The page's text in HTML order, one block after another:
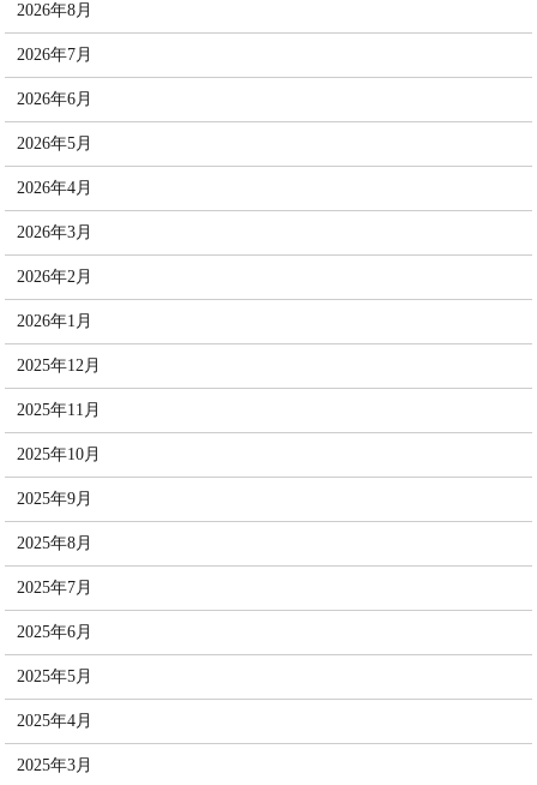
2026年8月
2026年7月
2026年6月
2026年5月
2026年4月
2026年3月
2026年2月
2026年1月
2025年12月
2025年11月
2025年10月
2025年9月
2025年8月
2025年7月
2025年6月
2025年5月
2025年4月
2025年3月